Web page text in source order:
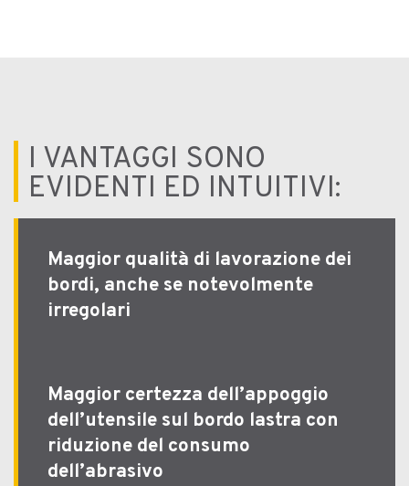
I VANTAGGI SONO
EVIDENTI ED INTUITIVI:
Maggior qualità di lavorazione dei
bordi, anche se notevolmente
irregolari
Maggior certezza dell’appoggio
dell’utensile sul bordo lastra con
riduzione del consumo
dell’abrasivo